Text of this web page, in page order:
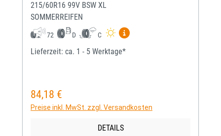
215/60R16 99V BSW XL
SOMMERREIFEN
72 D C
Mehr Informationen zum
Lieferzeit: ca. 1 - 5 Werktage*
Regulärer Preis:
84,18 €
Preise inkl. MwSt. zzgl. Versandkosten
DETAILS